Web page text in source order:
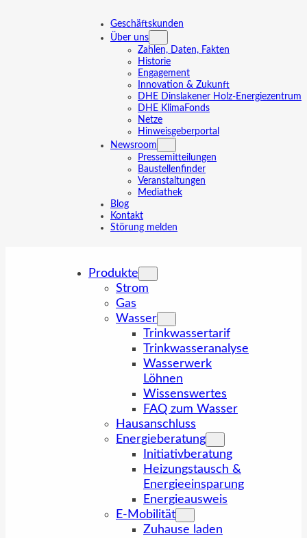
Geschäftskunden
Über uns
Zahlen, Daten, Fakten
Historie
Engagement
Innovation & Zukunft
DHE Dinslakener Holz-Energiezentrum
DHE KlimaFonds
Netze
Hinweisgeberportal
Newsroom
Pressemitteilungen
Baustellenfinder
Veranstaltungen
Mediathek
Blog
Kontakt
Störung melden
Produkte
Strom
Gas
Wasser
Trinkwassertarif
Trinkwasseranalyse
Wasserwerk
Löhnen
Wissenswertes
FAQ zum Wasser
Hausanschluss
Energieberatung
Initiativberatung
Heizungstausch &
Energieeinsparung
Energieausweis
E-Mobilität
Zuhause laden